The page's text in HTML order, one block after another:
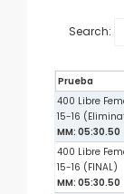
Search:
Prueba
400 Libre
15-16
MM: 05:30.50
400 Libre
15-16 (FINAL)
MM: 05:30.50